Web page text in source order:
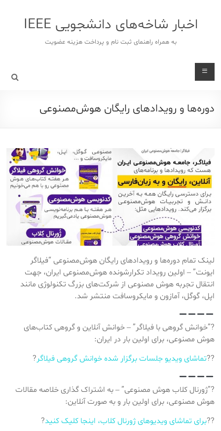
اخبار شاخه‌های دانشجویی IEEE
به همراه راهنمای ثبت نام و پرداخت هزینه عضویت
دوره‌ها و رویدادهای رایگان هوش‌مصنوعی
لینک تمام دوره‌ها و رویدادهای رایگان هوش‌مصنوعی “فیلاگر
ایونت” – اولین رویداد تکرارشونده هوش‌مصنوعی ایران، جهت
انتقال تجربه هوش مصنوعی از شرکت‌های بزرگ تکنولوژی مانند
اپل، گوگل، آمازون و مایکروسافت منتشر شد.
?”خوانش گروهی با فیلاگر” – خوانش آنلاین و گروهی کتاب‌های
هوش مصنوعی، برای اولین بار در ایران:
??تماشای ویدیو جلسات برگزار شده خوانش گروهی فیلاگر?
?”ژورنال کلاب هوش مصنوعی” – به اشتراک گذاری خلاصه مقالات
هوش مصنوعی، برای اولین بار و به صورت آنلاین:
??برای تماشای ویدیوهای ژورنال کلاب، اینجا کلیک کنید?